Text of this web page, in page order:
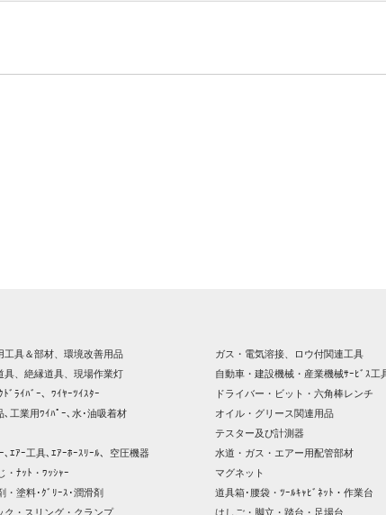
工具＆部材、環境改善用品 ガス・電気溶接、ロウ付関連工具
具、絶縁道具、現場作業灯
自動車・建設機械・産業機械ｻｰﾋﾞｽ工
ﾄﾞﾗｲﾊﾞｰ、ﾜｲﾔｰﾂｲｽﾀｰ
ドライバー・ビット・六角棒レンチ
､工業用ﾜｲﾊﾟｰ､水･油吸着材
オイル・グリース関連用品
テスター及び計測器
､ｴｱｰ工具､ｴｱｰﾎｰｽﾘｰﾙ、空圧機器
水道・ガス・エアー用配管部材
・ﾅｯﾄ・ﾜｯｼｬｰ
マグネット
・塗料･ｸﾞﾘｰｽ･潤滑剤
道具箱･腰袋・ﾂｰﾙｷｬﾋﾞﾈｯﾄ・作業台
ク・スリング・クランプ
はしご・脚立・踏台・足場台